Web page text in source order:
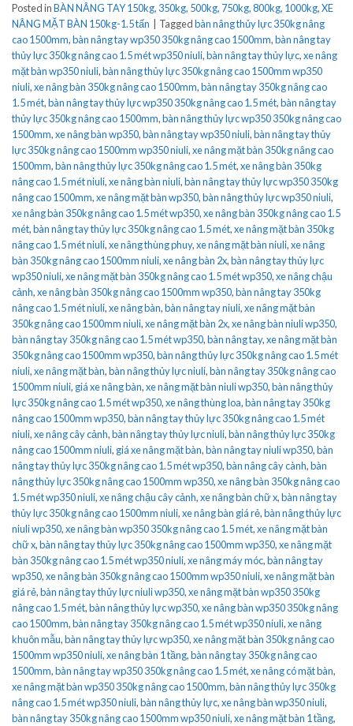
Posted inBÀN NÂNG TAY 150kg, 350kg, 500kg, 750kg, 800kg, 1000kg,XE
NÂNG MẶT BÀN 150kg-1.5 tấn
Taggedbàn nâng thủy lực 350kg nâng
cao 1500mm,bàn nâng tay wp350 350kg nâng cao 1500mm,bàn nâng tay
thủy lực 350kg nâng cao 1.5 mét wp350 niuli,bàn nâng tay thủy lực,xe nâng
mặt bàn wp350 niuli,bàn nâng thủy lực 350kg nâng cao 1500mm wp350
niuli,xe nâng bàn 350kg nâng cao 1500mm,bàn nâng tay 350kg nâng cao
1.5 mét,bàn nâng tay thủy lực wp350 350kg nâng cao 1.5 mét,bàn nâng tay
thủy lực 350kg nâng cao 1500mm,bàn nâng thủy lực wp350 350kg nâng cao
1500mm,xe nâng bàn wp350,bàn nâng tay wp350 niuli,bàn nâng tay thủy
lực 350kg nâng cao 1500mm wp350 niuli,xe nâng mặt bàn 350kg nâng cao
1500mm,bàn nâng thủy lực 350kg nâng cao 1.5 mét,xe nâng bàn 350kg
nâng cao 1.5 mét niuli,xe nâng bàn niuli,bàn nâng tay thủy lực wp350 350kg
nâng cao 1500mm,xe nâng mặt bàn wp350,bàn nâng thủy lực wp350 niuli,
xe nâng bàn 350kg nâng cao 1.5 mét wp350,xe nâng bàn 350kg nâng cao 1.5
mét,bàn nâng tay thủy lực 350kg nâng cao 1.5 mét,xe nâng mặt bàn 350kg
nâng cao 1.5 mét niuli,xe nâng thùng phuy,xe nâng mặt bàn niuli,xe nâng
bàn 350kg nâng cao 1500mm niuli,xe nâng bàn 2x,bàn nâng tay thủy lực
wp350 niuli,xe nâng mặt bàn 350kg nâng cao 1.5 mét wp350,xe nâng chậu
cảnh,xe nâng bàn 350kg nâng cao 1500mm wp350,bàn nâng tay 350kg
nâng cao 1.5 mét niuli,xe nâng bàn,bàn nâng tay niuli,xe nâng mặt bàn
350kg nâng cao 1500mm niuli,xe nâng mặt bàn 2x,xe nâng bàn niuli wp350,
bàn nâng tay 350kg nâng cao 1.5 mét wp350,bàn nâng tay,xe nâng mặt bàn
350kg nâng cao 1500mm wp350,bàn nâng thủy lực 350kg nâng cao 1.5 mét
niuli,xe nâng mặt bàn,bàn nâng thủy lực niuli,bàn nâng tay 350kg nâng cao
1500mm niuli, giá xe nâng bàn,xe nâng mặt bàn niuli wp350,bàn nâng thủy
lực 350kg nâng cao 1.5 mét wp350,xe nâng thùng loa,bàn nâng tay 350kg
nâng cao 1500mm wp350,bàn nâng tay thủy lực 350kg nâng cao 1.5 mét
niuli,xe nâng cây cảnh,bàn nâng tay thủy lực niuli,bàn nâng thủy lực 350kg
nâng cao 1500mm niuli, giá xe nâng mặt bàn,bàn nâng tay niuli wp350,bàn
nâng tay thủy lực 350kg nâng cao 1.5 mét wp350,bàn nâng cây cành,bàn
nâng thủy lực 350kg nâng cao 1500mm wp350,xe nâng bàn 350kg nâng cao
1.5 mét wp350 niuli,xe nâng chậu cây cảnh,xe nâng bàn chữ x,bàn nâng tay
thủy lực 350kg nâng cao 1500mm niuli,xe nâng bàn giá rẻ,bàn nâng thủy lực
niuli wp350,xe nâng bàn wp350 350kg nâng cao 1.5 mét,xe nâng mặt bàn
chữ x,bàn nâng tay thủy lực 350kg nâng cao 1500mm wp350,xe nâng mặt
bàn 350kg nâng cao 1.5 mét wp350 niuli,xe nâng máy móc,bàn nâng tay
wp350,xe nâng bàn 350kg nâng cao 1500mm wp350 niuli,xe nâng mặt bàn
giá rẻ,bàn nâng tay thủy lực niuli wp350,xe nâng mặt bàn wp350 350kg
nâng cao 1.5 mét,bàn nâng thủy lực wp350,xe nâng bàn wp350 350kg nâng
cao 1500mm,bàn nâng tay 350kg nâng cao 1.5 mét wp350 niuli,xe nâng
khuôn mẫu,bàn nâng tay thủy lực wp350,xe nâng mặt bàn 350kg nâng cao
1500mm wp350 niuli,xe nâng bàn 1 tầng,bàn nâng tay 350kg nâng cao
1500mm,bàn nâng tay wp350 350kg nâng cao 1.5 mét,xe nâng có mặt bàn,
xe nâng mặt bàn wp350 350kg nâng cao 1500mm,bàn nâng thủy lực 350kg
nâng cao 1.5 mét wp350 niuli,bàn nâng thủy lực,xe nâng bàn wp350 niuli,
bàn nâng tay 350kg nâng cao 1500mm wp350 niuli,xe nâng mặt bàn 1 tầng,